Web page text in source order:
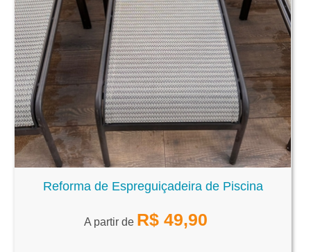
Reforma de Espreguiçadeira de Piscina
A partir de R$ 49,90